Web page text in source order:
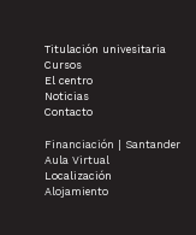
Titulación univesitaria
Cursos
El centro
Noticias
Contacto
Financiación | Santander
Aula Virtual
Localización
Alojamiento